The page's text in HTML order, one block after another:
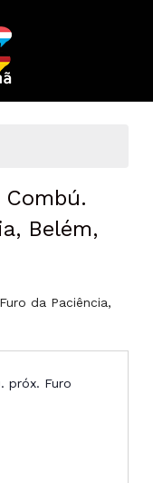
Belém,
da Paciência,
próx. Furo